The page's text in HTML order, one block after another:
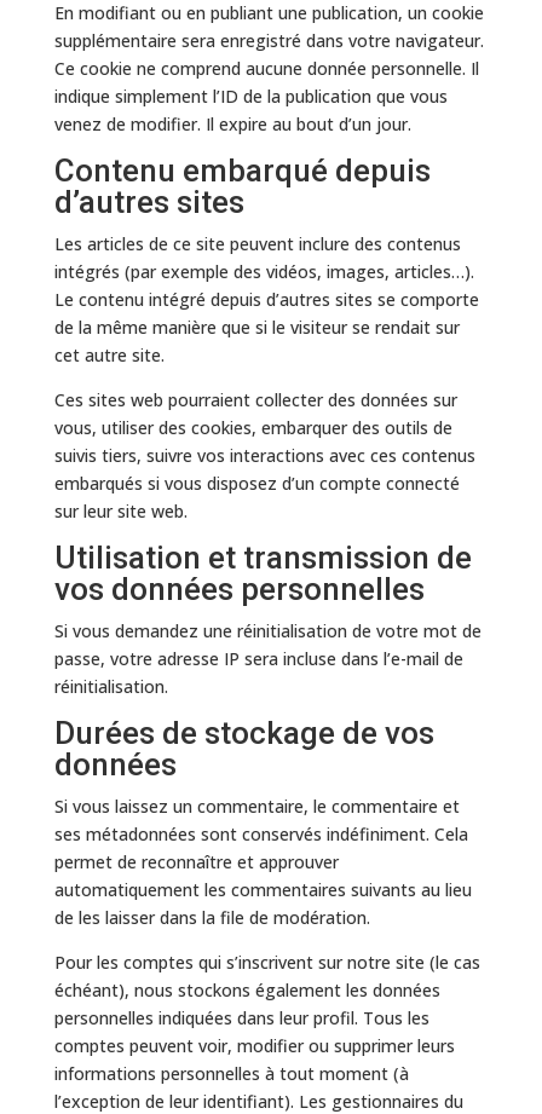
En modifiant ou en publiant une publication, un cookie
supplémentaire sera enregistré dans votre navigateur.
Ce cookie ne comprend aucune donnée personnelle. Il
indique simplement l’ID de la publication que vous
venez de modifier. Il expire au bout d’un jour.
Contenu embarqué depuis
d’autres sites
Les articles de ce site peuvent inclure des contenus
intégrés (par exemple des vidéos, images, articles…).
Le contenu intégré depuis d’autres sites se comporte
de la même manière que si le visiteur se rendait sur
cet autre site.
Ces sites web pourraient collecter des données sur
vous, utiliser des cookies, embarquer des outils de
suivis tiers, suivre vos interactions avec ces contenus
embarqués si vous disposez d’un compte connecté
sur leur site web.
Utilisation et transmission de
vos données personnelles
Si vous demandez une réinitialisation de votre mot de
passe, votre adresse IP sera incluse dans l’e-mail de
réinitialisation.
Durées de stockage de vos
données
Si vous laissez un commentaire, le commentaire et
ses métadonnées sont conservés indéfiniment. Cela
permet de reconnaître et approuver
automatiquement les commentaires suivants au lieu
de les laisser dans la file de modération.
Pour les comptes qui s’inscrivent sur notre site (le cas
échéant), nous stockons également les données
personnelles indiquées dans leur profil. Tous les
comptes peuvent voir, modifier ou supprimer leurs
informations personnelles à tout moment (à
l’exception de leur identifiant). Les gestionnaires du